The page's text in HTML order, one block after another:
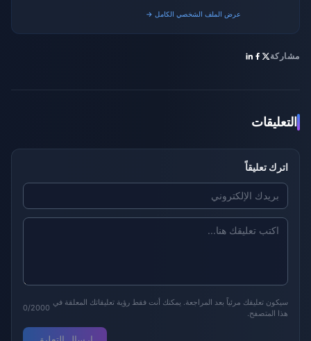
عرض الملف الشخصي الكامل →
مشاركة
التعليقات
اترك تعليقاً
سيكون تعليقك مرئياً بعد المراجعة. يمكنك أنت فقط رؤية تعليقاتك المعلقة في
هذا المتصفح.
0/2000